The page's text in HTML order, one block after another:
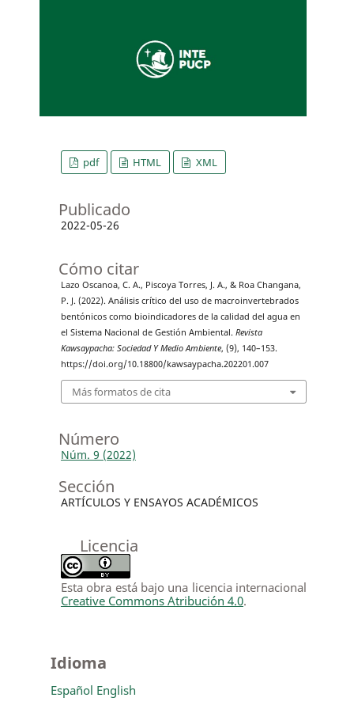
pdf HTML XML
Publicado
2022-05-26
Cómo citar
Lazo Oscanoa, C. A., Piscoya Torres, J. A., & Roa Changana,
P. J. (2022). Análisis crítico del uso de macroinvertebrados
bentónicos como bioindicadores de la calidad del agua en
el Sistema Nacional de Gestión Ambiental. Revista
Kawsaypacha: Sociedad Y Medio Ambiente, (9), 140–153.
https://doi.org/10.18800/kawsaypacha.202201.007
Más formatos de cita
Número
Núm. 9 (2022)
Sección
ARTÍCULOS Y ENSAYOS ACADÉMICOS
Licencia
Esta obra está bajo una licencia internacional
Creative Commons Atribución 4.0.
Idioma
Español English